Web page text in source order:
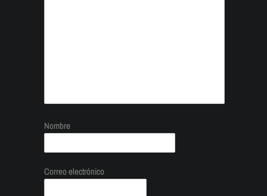
Nombre
Correo electrónico